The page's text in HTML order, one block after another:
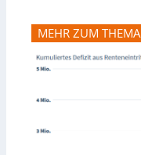
MEHR ZUM THEMA